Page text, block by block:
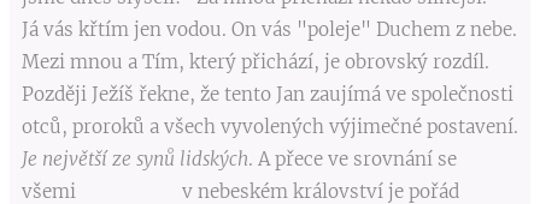
Já vás křtím jen vodou. On vás "poleje" Duchem z nebe.
Mezi mnou a Tím, který přichází, je obrovský rozdíl.
Později Ježíš řekne, že tento Jan zaujímá ve společnosti
otců, proroků a všech vyvolených výjimečné postavení.
Je největší ze synů lidských. A přece ve srovnání se
všemi v nebeském království je pořád